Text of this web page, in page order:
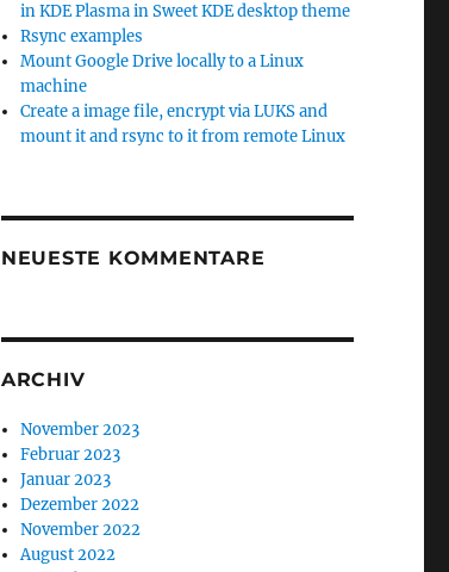
in KDE Plasma in Sweet KDE desktop theme
Rsync examples
Mount Google Drive locally to a Linux
machine
Create a image file, encrypt via LUKS and
mount it and rsync to it from remote Linux
NEUESTE KOMMENTARE
ARCHIV
November 2023
Februar 2023
Januar 2023
Dezember 2022
November 2022
August 2022